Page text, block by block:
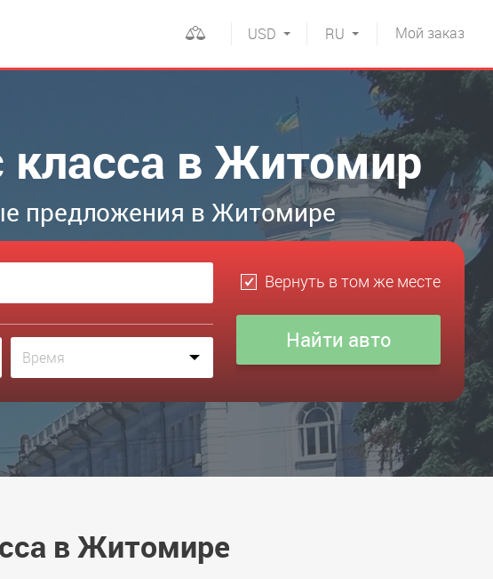
Мой заказ
RU
USD
класса в Житомир
предложения в Житомире
Вернуть в том же месте
в Житомире